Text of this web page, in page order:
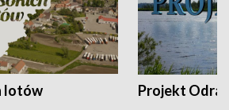
lotów Projekt Odra